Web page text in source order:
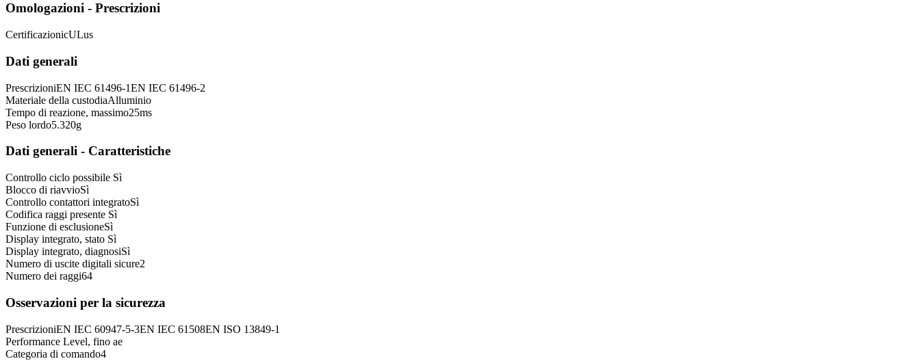
Omologazioni - Prescrizioni
CertificazionicULus
Dati generali
PrescrizioniEN IEC 61496-1EN IEC 61496-2
Materiale della custodiaAlluminio
Tempo di reazione, massimo25ms
Peso lordo5.320g
Dati generali - Caratteristiche
Controllo ciclo possibile Sì
Blocco di riavvioSì
Controllo contattori integratoSì
Codifica raggi presente Sì
Funzione di esclusioneSì
Display integrato, stato Sì
Display integrato, diagnosiSì
Numero di uscite digitali sicure2
Numero dei raggi64
Osservazioni per la sicurezza
PrescrizioniEN IEC 60947-5-3EN IEC 61508EN ISO 13849-1
Performance Level, fino ae
Categoria di comando4